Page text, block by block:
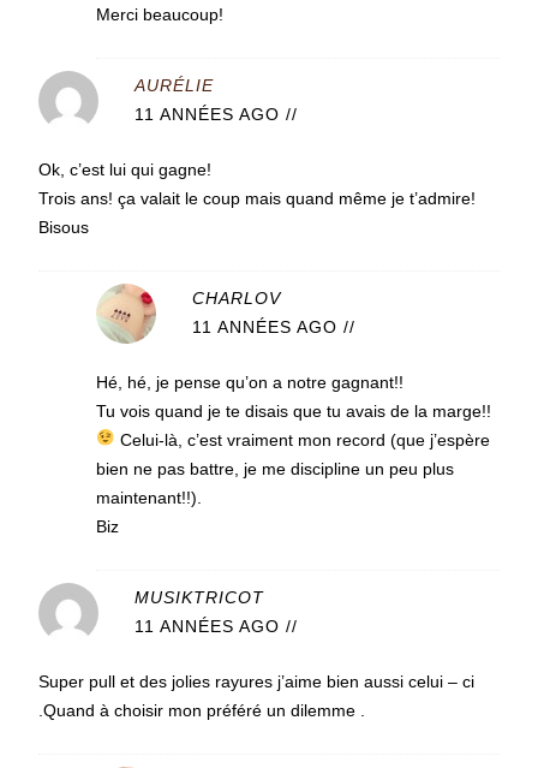
Merci beaucoup!
AURÉLIE
11 ANNÉES AGO //
Ok, c’est lui qui gagne!
Trois ans! ça valait le coup mais quand même je t’admire!
Bisous
CHARLOV
11 ANNÉES AGO //
Hé, hé, je pense qu’on a notre gagnant!!
Tu vois quand je te disais que tu avais de la marge!!
Celui-là, c’est vraiment mon record (que j’espère
bien ne pas battre, je me discipline un peu plus
maintenant!!).
Biz
MUSIKTRICOT
11 ANNÉES AGO //
Super pull et des jolies rayures j’aime bien aussi celui – ci
.Quand à choisir mon préféré un dilemme .